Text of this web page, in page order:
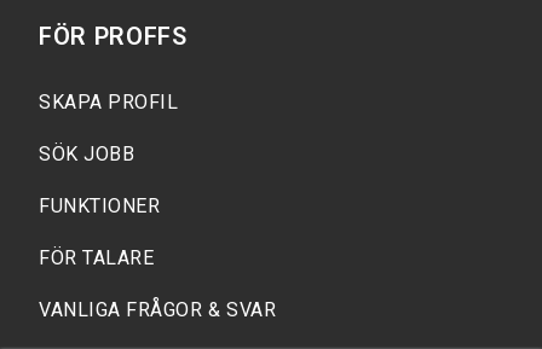
FÖR PROFFS
SKAPA PROFIL
SÖK JOBB
FUNKTIONER
FÖR TALARE
VANLIGA FRÅGOR & SVAR